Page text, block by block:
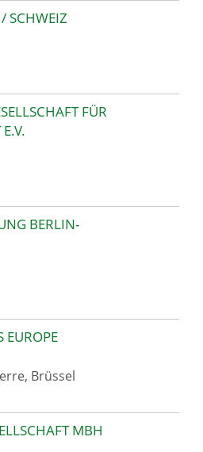
SCHWEIZ
FÜR
BERLIN-
EUROPE
Brüssel
MBH